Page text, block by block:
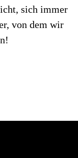
sich immer
von dem wir